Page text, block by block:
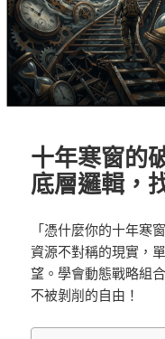
十年寒窗的
底層邏輯，
「憑什麼你的十年寒
資源不對稱的現實，
望。學會動態戰略組
不被剝削的自由！